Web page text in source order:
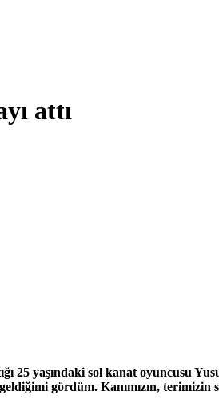
attı
25 yaşındaki sol kanat oyuncusu
gördüm. Kanımızın,